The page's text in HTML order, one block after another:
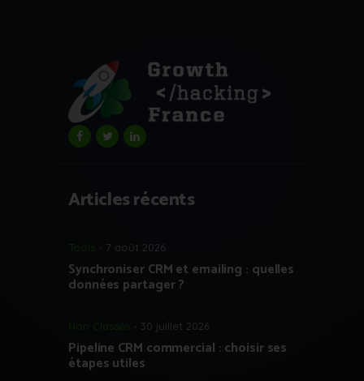
Articles récents
Tools 7 août 2026
Synchroniser CRM et emailing : quelles
données partager ?
Non Classés 30 juillet 2026
Pipeline CRM commercial : choisir ses
étapes utiles